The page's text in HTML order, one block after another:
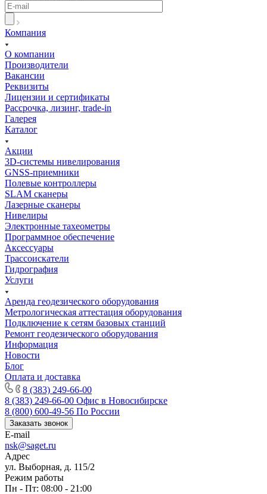
Компания
О компании
Производители
Вакансии
Реквизиты
Лицензии и сертификаты
Рассрочка, лизинг, trade-in
Галерея
Каталог
Акции
3D-системы нивелирования
GNSS-приемники
Полевые контроллеры
SLAM сканеры
Лазерные сканеры
Нивелиры
Электронные тахеометры
Программное обеспечение
Аксессуары
Трассоискатели
Гидрография
Услуги
Аренда геодезического оборудования
Метрологическая аттестация оборудования
Подключение к сетям базовых станций
Ремонт геодезического оборудования
Информация
Новости
Блог
Оплата и доставка
8 (383) 249-66-00
8 (383) 249-66-00 Офис в Новосибирске
8 (800) 600-49-56 По России
Заказать звонок
E-mail
nsk@saget.ru
Адрес
ул. Выборная, д. 115/2
Режим работы
Пн - Пт: 08:00 - 21:00